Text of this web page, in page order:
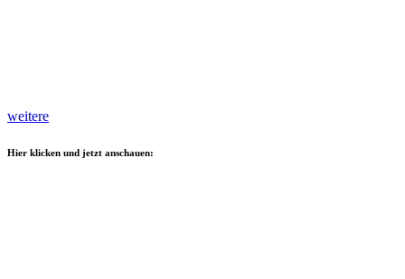
weitere
Hier klicken und jetzt anschauen: